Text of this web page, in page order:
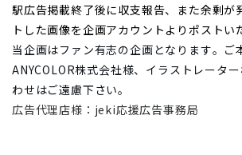
駅広告掲載終了後に収支報告、また余剰が
トした画像を企画アカウントよりポストい
当企画はファン有志の企画となります。ご
ANYCOLOR株式会社様、イラストレータ
わせはご遠慮下さい。
広告代理店様： jeki応援広告事務局